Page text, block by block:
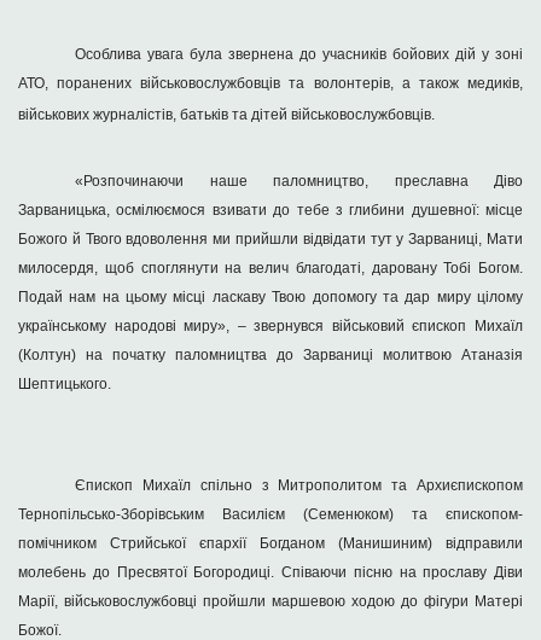
Особлива увага була звернена до учасників бойових дій у зоні
АТО, поранених військовослужбовців та волонтерів, а також медиків,
військових журналістів, батьків та дітей військовослужбовців.
«Розпочинаючи наше паломництво, преславна Діво
Зарваницька, осмілюємося взивати до тебе з глибини душевної: місце
Божого й Твого вдоволення ми прийшли відвідати тут у Зарваниці, Мати
милосердя, щоб споглянути на велич благодаті, даровану Тобі Богом.
Подай нам на цьому місці ласкаву Твою допомогу та дар миру цілому
українському народові миру», – звернувся військовий єпископ Михаїл
(Колтун) на початку паломництва до Зарваниці молитвою Атаназія
Шептицького.
Єпископ Михаїл спільно з Митрополитом та Архиєпископом
Тернопільсько-Зборівським Василієм (Семенюком) та єпископом-
помічником Стрийської єпархії Богданом (Манишиним) відправили
молебень до Пресвятої Богородиці. Співаючи пісню на прославу Діви
Марії, військовослужбовці пройшли маршевою ходою до фігури Матері
Божої.